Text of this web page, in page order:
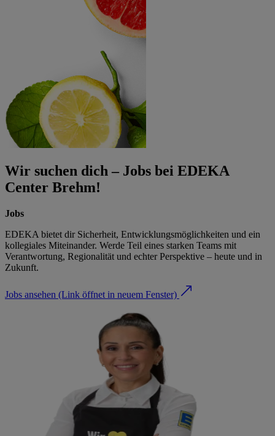
Wir suchen dich – Jobs bei EDEKA
Center Brehm!
Jobs
EDEKA bietet dir Sicherheit, Entwicklungsmöglichkeiten und ein
kollegiales Miteinander. Werde Teil eines starken Teams mit
Verantwortung, Regionalität und echter Perspektive – heute und in
Zukunft.
Jobs ansehen (Link öffnet in neuem Fenster)